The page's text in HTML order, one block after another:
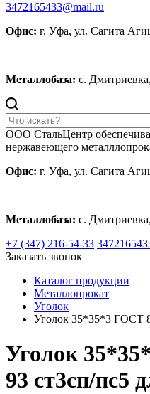
3472165433@mail.ru
Офис: г. Уфа, ул. Сагита
Металлобаза: с.
ООО СтальЦентр
нержавеющего
Офис: г. Уфа, ул. Сагита
Металлобаза: с.
+7 (347) 216-54-33
Заказать звонок
Каталог продукции
Металлопрокат
Уголок
Уголок 35*35*3 ГОСТ
Уголок
93 ст3сп/пс5